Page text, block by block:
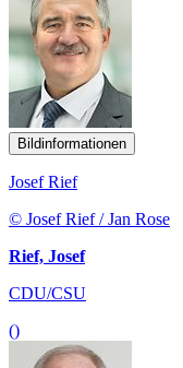
Bildinformationen
Josef Rief
© Josef Rief / Jan Rose
Rief, Josef
CDU/CSU
()